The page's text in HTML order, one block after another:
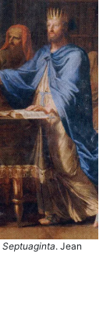
Septuaginta. Jean